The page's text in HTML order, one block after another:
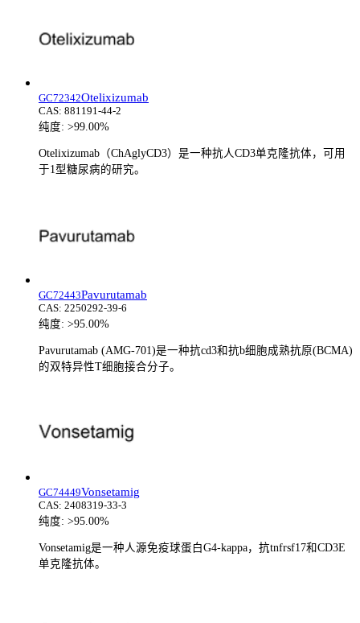
GC72342Otelixizumab
CAS: 881191-44-2
纯度: >99.00%
Otelixizumab（ChAglyCD3）是一种抗人CD3单克隆抗体，可用
于1型糖尿病的研究。
GC72443Pavurutamab
CAS: 2250292-39-6
纯度: >95.00%
Pavurutamab (AMG-701)是一种抗cd3和抗b细胞成熟抗原(BCMA)
的双特异性T细胞接合分子。
GC74449Vonsetamig
CAS: 2408319-33-3
纯度: >95.00%
Vonsetamig是一种人源免疫球蛋白G4-kappa，抗tnfrsf17和CD3E
单克隆抗体。